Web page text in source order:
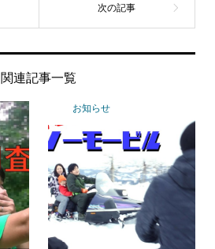
関連記事一覧
お知らせ